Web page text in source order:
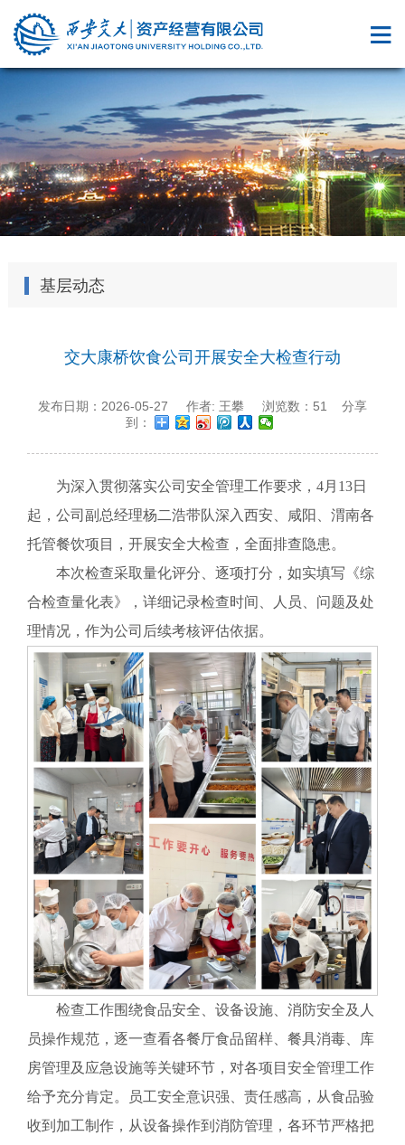
基层动态
交大康桥饮食公司开展安全大检查行动
发布日期： 2026-05-27 作者: 王攀浏览数： 51
分享
到：
为深入贯彻落实公司安全管理工作要求，4月13日
起，公司副总经理杨二浩带队深入西安、咸阳、渭南各
托管餐饮项目，开展安全大检查，全面排查隐患。
本次检查采取量化评分、逐项打分，如实填写《综
合检查量化表》，详细记录检查时间、人员、问题及处
理情况，作为公司后续考核评估依据。
检查工作围绕食品安全、设备设施、消防安全及人
员操作规范，逐一查看各餐厅食品留样、餐具消毒、库
房管理及应急设施等关键环节，对各项目安全管理工作
给予充分肯定。员工安全意识强、责任感高，从食品验
收到加工制作，从设备操作到消防管理，各环节严格把